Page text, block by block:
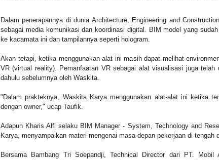
Dalam penerapannya di dunia Architecture, Engineering and
sebagai media komunikasi dan koordinasi digital. BIM model yang
ke kacamata ini dan tampilannya seperti hologram.
Akan tetapi, ketika menggunakan alat ini masih dapat melihat
VR (virtual reality). Pemanfaatan VR sebagai alat visualisasi juga telah
dahulu sebelumnya oleh Waskita.
"Dalam prakteknya, Waskita Karya menggunakan alat-alat ini ketika
dengan owner," ucap Taufik.
Adapun Kharis Alfi selaku BIM Manager - System, Technology and
Karya, menyampaikan materi mengenai masa depan pekerjaan di tengah
Bersama Bambang Tri Soepandji, Technical Director dari PT. Mobil